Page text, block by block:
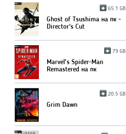
65.1 GB
Ghost of Tsushima на пк -
Director's Cut
79 GB
Marvel’s Spider-Man
Remastered на пк
20.5 GB
Grim Dawn